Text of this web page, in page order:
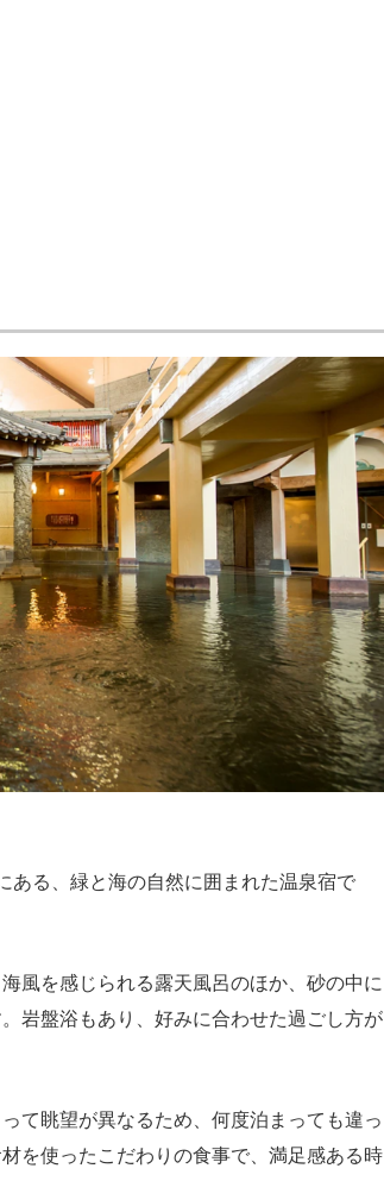
る、緑と海の自然に囲まれた温泉宿で
風を感じられる露天風呂のほか、砂の中に
岩盤浴もあり、好みに合わせた過ごし方が
て眺望が異なるため、何度泊まっても違っ
を使ったこだわりの食事で、満足感ある時